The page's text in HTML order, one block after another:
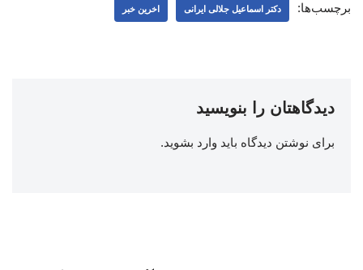
برچسب‌ها: دکتر اسماعیل جلالی ایرانی اخرین خبر
دیدگاهتان را بنویسید
برای نوشتن دیدگاه باید وارد بشوید.